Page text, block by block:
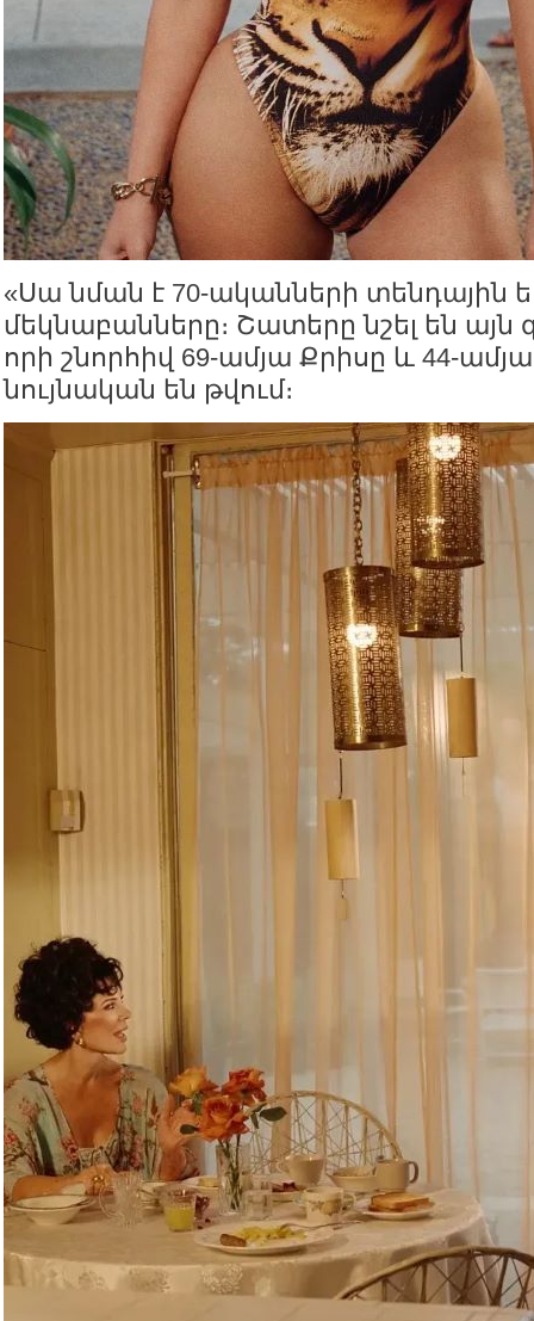
«Սա նման է 70-ականների տենդային
մեկնաբանները։ Շատերը նշել են այն
որի շնորհիվ 69-ամյա Քրիսը և 44-
նույնական են թվում։